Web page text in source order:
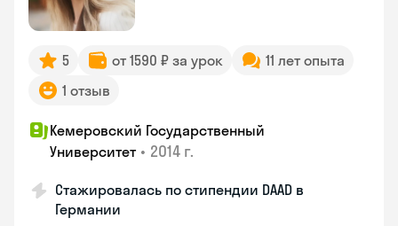
5 от 1590 ₽ за урок
11 лет опыта
1 отзыв
Кемеровский Государственный
Университет • 2014 г.
Стажировалась по стипендии DAAD в
Германии